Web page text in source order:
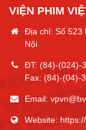
VIỆN PHIM
Địa chỉ: Số 523
Nội
ĐT: (84)-(024)-
Fax: (84)-(04)-
Email:
Website: